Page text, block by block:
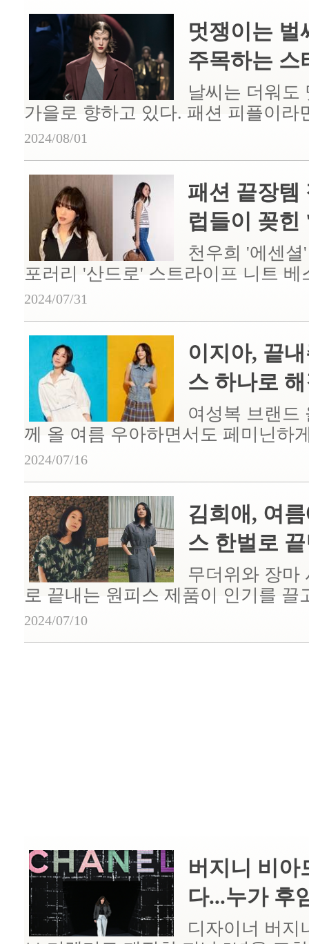
멋쟁이는 벌
주목하는 스
날씨는 더워도
가을로 향하고 있다. 패션 피플이라
2024/08/01
패션 끝장템
럽들이 꽂힌
천우희 '에센
포러리 '산드로' 스트라이프 니트 베
2024/07/31
이지아, 끝
스 하나로
여성복 브랜드
께 올 여름 우아하면서도 페미닌하
2024/07/16
김희애, 여
스 한벌로
무더위와 장마
로 끝내는 원피스 제품이 인기를 끌
2024/07/10
버지니 비아
다...누가 후
디자이너 버지